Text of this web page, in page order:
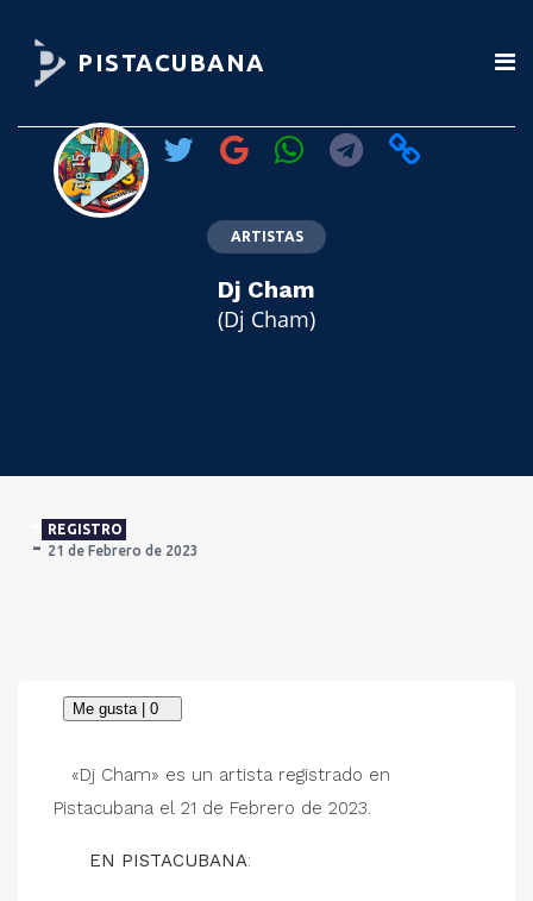
PISTACUBANA
ARTISTAS
Dj Cham
(Dj Cham)
REGISTRO
21 de Febrero de 2023
«Dj Cham» es un artista registrado en
Pistacubana el 21 de Febrero de 2023.
EN PISTACUBANA: